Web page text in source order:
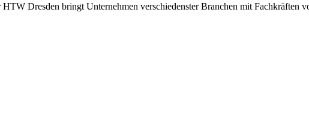
Dresden bringt Unternehmen verschiedenster Branchen mit Fachkräften